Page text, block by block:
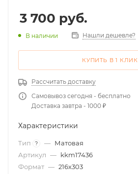
3 700 руб.
В наличии Нашли дешевле?
КУПИТЬ В 1 КЛИК
Рассчитать доставку
Самовывоз сегодня - бесплатно
Доставка завтра - 1000 ₽
Характеристики
Тип ? — Матовая
Артикул — kkm17436
Формат — 216х303